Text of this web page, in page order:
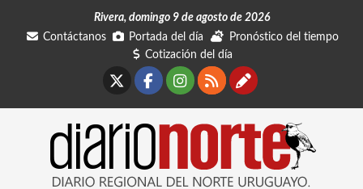
Rivera, domingo 9 de agosto de 2026
Contáctanos
Portada del día
Pronóstico del tiempo
Cotización del día
Facebook
Instagram
RSSContáctanos